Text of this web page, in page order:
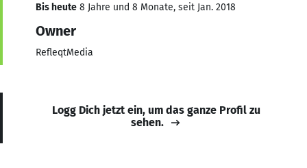
Bis heute 8 Jahre und 8 Monate, seit Jan. 2018
Owner
RefleqtMedia
Logg Dich jetzt ein, um das ganze Profil zu
sehen.